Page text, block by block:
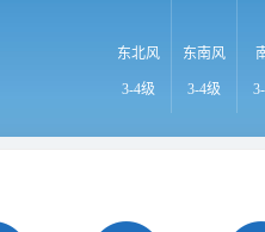
东北风
3-4级
东南风
3-4级